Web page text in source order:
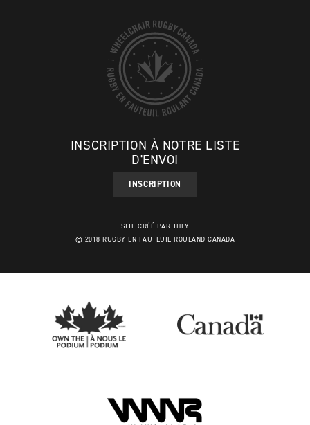
INSCRIPTION À NOTRE LISTE
D'ENVOI
INSCRIPTION
SITE CRÉÉ PAR THEY
© 2018 RUGBY EN FAUTEUIL ROULAND CANADA